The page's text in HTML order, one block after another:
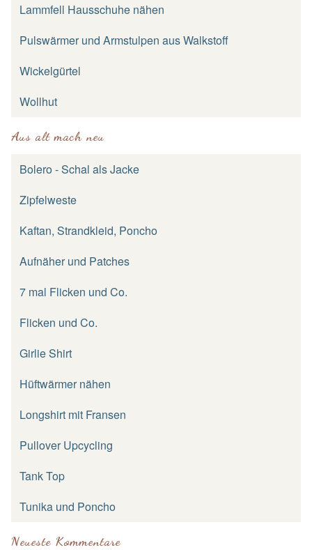
Lammfell Hausschuhe nähen
Pulswärmer und Armstulpen aus Walkstoff
Wickelgürtel
Wollhut
Aus alt mach neu
Bolero - Schal als Jacke
Zipfelweste
Kaftan, Strandkleid, Poncho
Aufnäher und Patches
7 mal Flicken und Co.
Flicken und Co.
Girlie Shirt
Hüftwärmer nähen
Longshirt mit Fransen
Pullover Upcycling
Tank Top
Tunika und Poncho
Neueste Kommentare